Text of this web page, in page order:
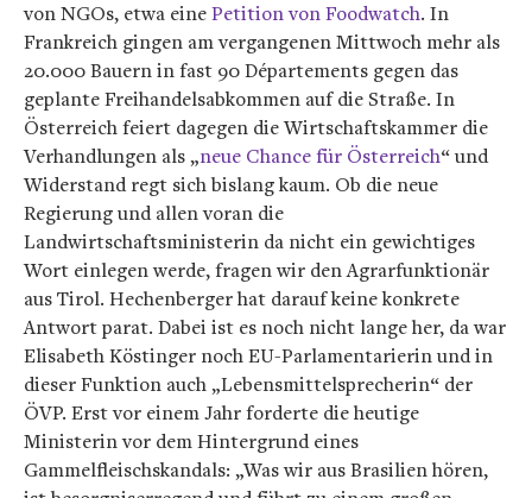
von NGOs, etwa einePetition von Foodwatch. In
Frankreich gingen am vergangenen Mittwoch mehr als
20.000 Bauern in fast 90 Départements gegen das
geplante Freihandelsabkommen auf die Straße. In
Österreich feiert dagegen die Wirtschaftskammer die
Verhandlungen als „neue Chance für Österreich“ und
Widerstand regt sich bislang kaum. Ob die neue
Regierung und allen voran die
Landwirtschaftsministerin da nicht ein gewichtiges
Wort einlegen werde, fragen wir den Agrarfunktionär
aus Tirol. Hechenberger hat darauf keine konkrete
Antwort parat. Dabei ist es noch nicht lange her, da war
Elisabeth Köstinger noch EU-Parlamentarierin und in
dieser Funktion auch „Lebensmittelsprecherin“ der
ÖVP. Erst vor einem Jahr forderte die heutige
Ministerin vor dem Hintergrund eines
Gammelfleischskandals: „Was wir aus Brasilien hören,